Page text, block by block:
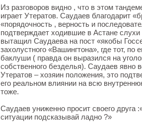
Из разговоров видно , что в этом
играет Утератов. Саудаев благодарит
«порядочность , верность и
подтверждает ходившие в Астане
вытащил Саудаева на пост «якобы
захолустного «Вашингтона», где тот, по
баклуши ( правда он выразился на
собственного безделья). Саудаев явно
Утератов – хозяин положения, это
его реальном влиянии на всю
тоже.
Саудаев униженно просит своего друга
ситуации подсказывай ладно ?»